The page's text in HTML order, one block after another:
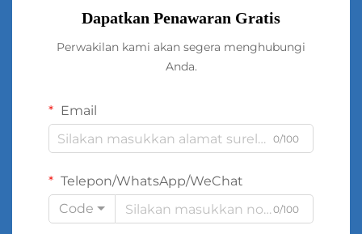
Dapatkan Penawaran Gratis
Perwakilan kami akan segera menghubungi
Anda.
Email
0/100
Telepon/WhatsApp/WeChat
Code
0/100